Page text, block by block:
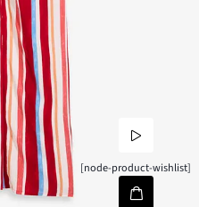
[node-product-wishlist]